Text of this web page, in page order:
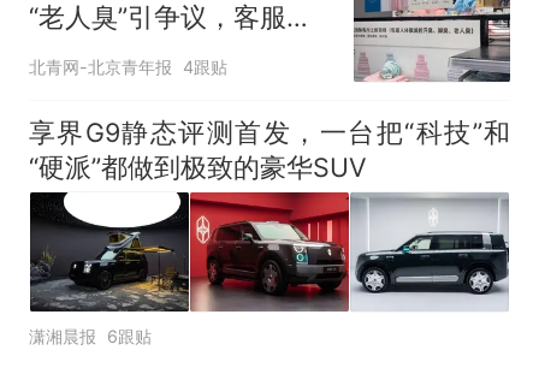
“老人臭”引争议，客服回
应
北青网-北京青年报 4跟贴
享界G9静态评测首发，一台把“科技”和
“硬派”都做到极致的豪华SUV
潇湘晨报 6跟贴